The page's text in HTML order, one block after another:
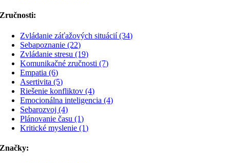
Zručnosti:
Zvládanie záťažových situácií (34)
Sebapoznanie (22)
Zvládanie stresu (19)
Komunikačné zručnosti (7)
Empatia (6)
Asertivita (5)
Riešenie konfliktov (4)
Emocionálna inteligencia (4)
Sebarozvoj (4)
Plánovanie času (1)
Kritické myslenie (1)
Značky: